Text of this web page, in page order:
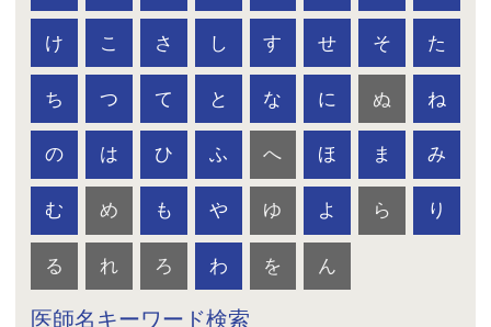
け こ さ し す せ そ た
ち つ て と な に ぬ ね
の は ひ ふ へ ほ ま み
む め も や ゆ よ ら り
る れ ろ わ を ん
医師名キーワード検索